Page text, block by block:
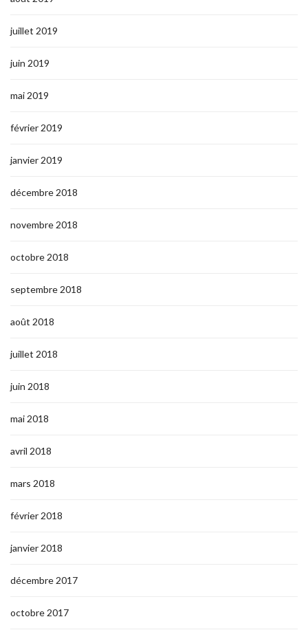
juillet 2019
juin 2019
mai 2019
février 2019
janvier 2019
décembre 2018
novembre 2018
octobre 2018
septembre 2018
août 2018
juillet 2018
juin 2018
mai 2018
avril 2018
mars 2018
février 2018
janvier 2018
décembre 2017
octobre 2017